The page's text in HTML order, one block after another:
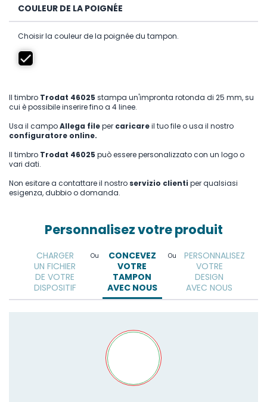
COULEUR DE LA POIGNÉE
Choisir la couleur de la poignée du tampon.
Il timbro Trodat 46025 stampa un'impronta rotonda di 25 mm, su
cui è possibile inserire fino a 4 linee.
Usa il campoAllega fileper caricareil tuo file o usa il nostro
configuratore online.
Il timbro Trodat 46025 può essere personalizzato con un logo o
vari dati.
Non esitare a contattare il nostro servizio clienti per qualsiasi
esigenza, dubbio o domanda.
Personnalisez votre produit
CHARGER
UN FICHIER
DE VOTRE
DISPOSITIF
Ou
CONCEVEZ
VOTRE
TAMPON
AVEC NOUS
Ou
PERSONNALISEZ
VOTRE
DESIGN
AVEC NOUS